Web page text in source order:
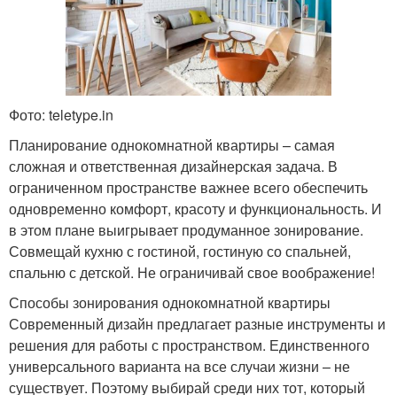
Фото: teletype.in
Планирование однокомнатной квартиры – самая
сложная и ответственная дизайнерская задача. В
ограниченном пространстве важнее всего обеспечить
одновременно комфорт, красоту и функциональность. И
в этом плане выигрывает продуманное зонирование.
Совмещай кухню с гостиной, гостиную со спальней,
спальню с детской. Не ограничивай свое воображение!
Способы зонирования однокомнатной квартиры
Современный дизайн предлагает разные инструменты и
решения для работы с пространством. Единственного
универсального варианта на все случаи жизни – не
существует. Поэтому выбирай среди них тот, который